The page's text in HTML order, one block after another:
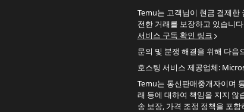
Temu는 고객님이 현금 결제
전한 거래를 보장하고 있습니
서비스 구독 확인 링크
문의 및 분쟁 해결을 위해 다음
호스팅 서비스 제공업체:
Temu는 통신판매중개자이며
래 등에 대하여 책임을 지지 않
송 보장, 가격 조정 정책을 포